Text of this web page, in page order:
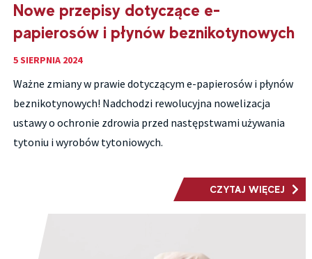
Nowe przepisy dotyczące e-
papierosów i płynów beznikotynowych
5 SIERPNIA 2024
Ważne zmiany w prawie dotyczącym e-papierosów i płynów
beznikotynowych! Nadchodzi rewolucyjna nowelizacja
ustawy o ochronie zdrowia przed następstwami używania
tytoniu i wyrobów tytoniowych.
CZYTAJ WIĘCEJ